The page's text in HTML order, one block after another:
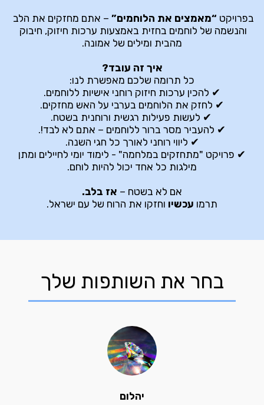
בפרויקט “מאמצים את הלוחמים”
מהבית ומילים של אמונה.
איך זה עובד?
כל תרומה שלכם מאפשרת לנו:
✔ להכין ערכות חיזוק רוחני אישיות ללוחמים.
✔ לחזק את הלוחמים בערבי על האש מחזקים.
✔ לעשות פעילות רגשית ורוחנית בשטח.
✔ להעביר מסר ברור ללוחמים – אתם לא לבד!.
✔ ליווי רוחני לאורך כל חגי השנה.
מילגות כל אחד יכול להיות לוחם.
אם לא בשטח – אז בלב.
תרמו עכשיו וחזקו את הרוח של עם ישראל.
בחר את השותפות שלך
יהלום